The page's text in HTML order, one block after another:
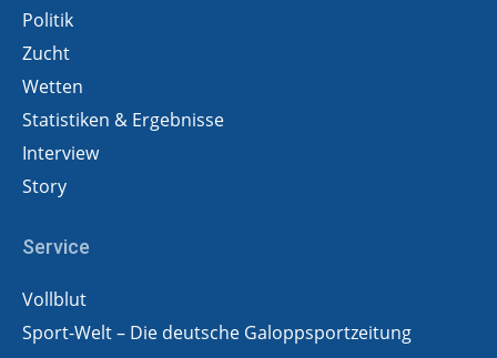
Politik
Zucht
Wetten
Statistiken & Ergebnisse
Interview
Story
Service
Vollblut
Sport-Welt – Die deutsche Galoppsportzeitung